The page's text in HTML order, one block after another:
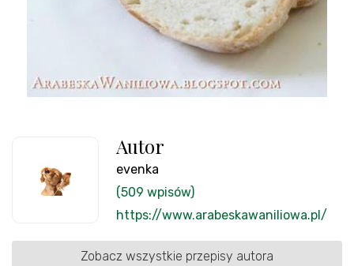
Autor
evenka
(509 wpisów)
https://www.arabeskawaniliowa.pl/
Zobacz wszystkie przepisy autora